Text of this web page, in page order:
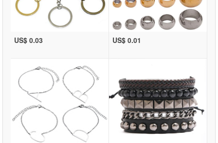
US$ 0.03 US$ 0.01